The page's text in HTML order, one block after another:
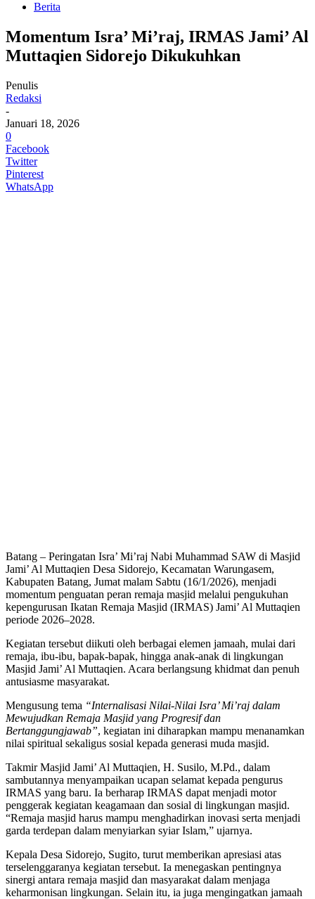
Berita
Momentum Isra’ Mi’raj, IRMAS Jami’ Al
Muttaqien Sidorejo Dikukuhkan
Penulis
Redaksi
-
Januari 18, 2026
0
Facebook
Twitter
Pinterest
WhatsApp
Batang – Peringatan Isra’ Mi’raj Nabi Muhammad SAW di Masjid
Jami’ Al Muttaqien Desa Sidorejo, Kecamatan Warungasem,
Kabupaten Batang, Jumat malam Sabtu (16/1/2026), menjadi
momentum penguatan peran remaja masjid melalui pengukuhan
kepengurusan Ikatan Remaja Masjid (IRMAS) Jami’ Al Muttaqien
periode 2026–2028.
Kegiatan tersebut diikuti oleh berbagai elemen jamaah, mulai dari
remaja, ibu-ibu, bapak-bapak, hingga anak-anak di lingkungan
Masjid Jami’ Al Muttaqien. Acara berlangsung khidmat dan penuh
antusiasme masyarakat.
Mengusung tema “Internalisasi Nilai-Nilai Isra’ Mi’raj dalam
Mewujudkan Remaja Masjid yang Progresif dan
Bertanggungjawab”, kegiatan ini diharapkan mampu menanamkan
nilai spiritual sekaligus sosial kepada generasi muda masjid.
Takmir Masjid Jami’ Al Muttaqien, H. Susilo, M.Pd., dalam
sambutannya menyampaikan ucapan selamat kepada pengurus
IRMAS yang baru. Ia berharap IRMAS dapat menjadi motor
penggerak kegiatan keagamaan dan sosial di lingkungan masjid.
“Remaja masjid harus mampu menghadirkan inovasi serta menjadi
garda terdepan dalam menyiarkan syiar Islam,” ujarnya.
Kepala Desa Sidorejo, Sugito, turut memberikan apresiasi atas
terselenggaranya kegiatan tersebut. Ia menegaskan pentingnya
sinergi antara remaja masjid dan masyarakat dalam menjaga
keharmonisan lingkungan. Selain itu, ia juga mengingatkan jamaah